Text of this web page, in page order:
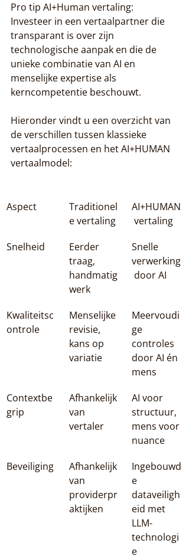
Pro tip AI+Human vertaling:
Investeer in een vertaalpartner die
transparant is over zijn
technologische aanpak en die de
unieke combinatie van AI en
menselijke expertise als
kerncompetentie beschouwt.
Hieronder vindt u een overzicht van
de verschillen tussen klassieke
vertaalprocessen en het AI+HUMAN
vertaalmodel:
Aspect
Traditionel
e vertaling
AI+HUMAN
vertaling
Snelheid
Eerder
traag,
handmatig
werk
Snelle
verwerking
door AI
Kwaliteitsc
ontrole
Menselijke
revisie,
kans op
variatie
Meervoudi
ge
controles
door AI én
mens
Contextbe
grip
Afhankelijk
van
vertaler
AI voor
structuur,
mens voor
nuance
Beveiliging
Afhankelijk
van
providerpr
aktijken
Ingebouwd
e
dataveiligh
eid met
LLM-
technologi
e